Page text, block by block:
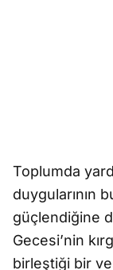
Toplumda
duygularının
güçlendiğine
Gecesi’nin
birleştiği bir